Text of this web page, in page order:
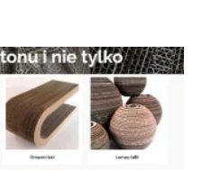
Kartonu